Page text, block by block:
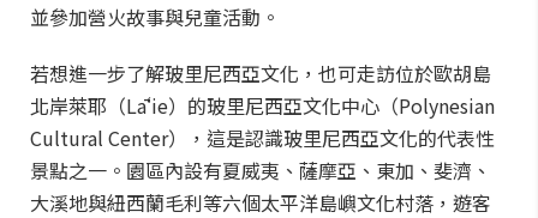
並參加營火故事與兒童活動。
若想進一步了解玻里尼西亞文化，也可走訪位於歐胡島
北岸萊耶（Lāʻie）的玻里尼西亞文化中心（Polynesian
Cultural Center），這是認識玻里尼西亞文化的代表性
景點之一。園區內設有夏威夷、薩摩亞、東加、斐濟、
大溪地與紐西蘭毛利等六個太平洋島嶼文化村落，遊客